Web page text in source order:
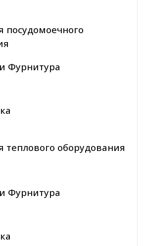
посудомоечного
Фурнитура
теплового оборудования
Фурнитура